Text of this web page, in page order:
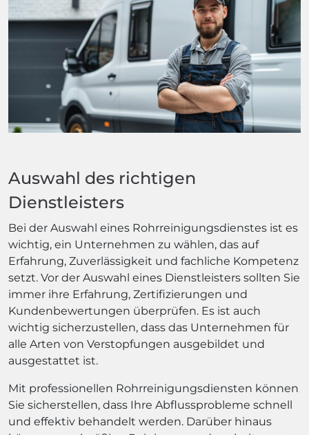
Auswahl des richtigen
Dienstleisters
Bei der Auswahl eines Rohrreinigungsdienstes ist es
wichtig, ein Unternehmen zu wählen, das auf
Erfahrung, Zuverlässigkeit und fachliche Kompetenz
setzt. Vor der Auswahl eines Dienstleisters sollten Sie
immer ihre Erfahrung, Zertifizierungen und
Kundenbewertungen überprüfen. Es ist auch
wichtig sicherzustellen, dass das Unternehmen für
alle Arten von Verstopfungen ausgebildet und
ausgestattet ist.
Mit professionellen Rohrreinigungsdiensten können
Sie sicherstellen, dass Ihre Abflussprobleme schnell
und effektiv behandelt werden. Darüber hinaus